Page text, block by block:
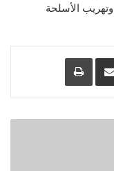
الأسلحة
مشاركة
البريد
طباعة